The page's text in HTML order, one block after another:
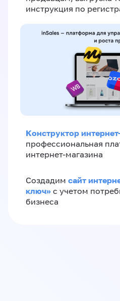
инструкция по
Конструктор
профессиональная
интернет-магазина
Создадим сайт
ключ» с учетом
бизнеса